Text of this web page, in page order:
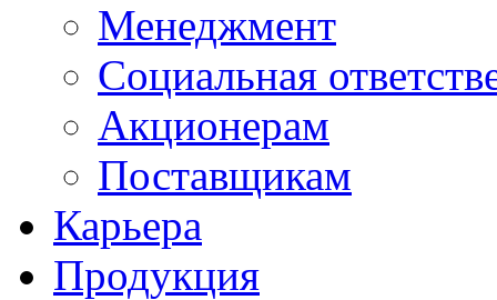
Менеджмент
Социальная
Акционерам
Поставщикам
Карьера
Продукция